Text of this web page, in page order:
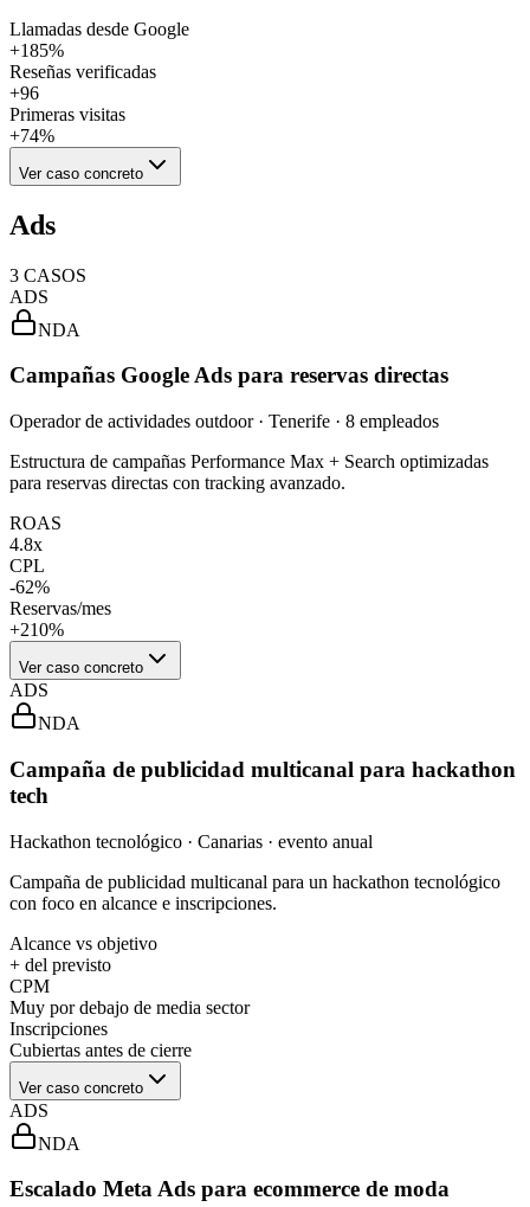
Llamadas desde Google
+185%
Reseñas verificadas
+96
Primeras visitas
+74%
Ver caso concreto
Ads
3 CASOS
ADS
NDA
Campañas Google Ads para reservas directas
Operador de actividades outdoor · Tenerife · 8 empleados
Estructura de campañas Performance Max + Search optimizadas
para reservas directas con tracking avanzado.
ROAS
4.8x
CPL
-62%
Reservas/mes
+210%
Ver caso concreto
ADS
NDA
Campaña de publicidad multicanal para hackathon
tech
Hackathon tecnológico · Canarias · evento anual
Campaña de publicidad multicanal para un hackathon tecnológico
con foco en alcance e inscripciones.
Alcance vs objetivo
+ del previsto
CPM
Muy por debajo de media sector
Inscripciones
Cubiertas antes de cierre
Ver caso concreto
ADS
NDA
Escalado Meta Ads para ecommerce de moda